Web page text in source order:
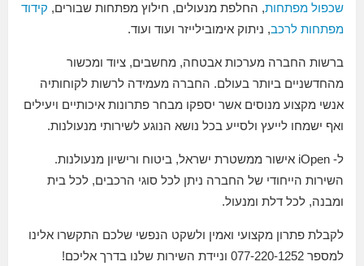
שכפול מפתחות, החלפת מנעולים, חילוץ מפתחות שבורים, קידוד
מפתחות לרכב, ניתוק אימובילייזר ועוד ועוד.
ברשות החברה מערכות אבטחה, מחשבים, ציוד ומכשור
מהחדשניים ביותר בעולם. החברה מעמידה לרשות לקוחותיה
אנשי מקצוע מנוסים אשר יספקו מבחר פתרונות איכותיים ויעילים
ואף ישמחו לייעץ ולסייע בכל נושא הנוגע לשירותי מנעולנות.
ל- iOpen אישור ממשטרת ישראל, ביטוח ורישיון מנעולנות.
השירות הייחודי של החברה ניתן לכל סוגי הרכבים, לכל בית
ומבנה, לכל דלת ומנעול.
לקבלת פתרון מקצועי ואמין ולשקט הנפשי שלכם התקשרו אלינו
למספר 077-220-1252 וניידת השירות שלנו בדרך אליכם!